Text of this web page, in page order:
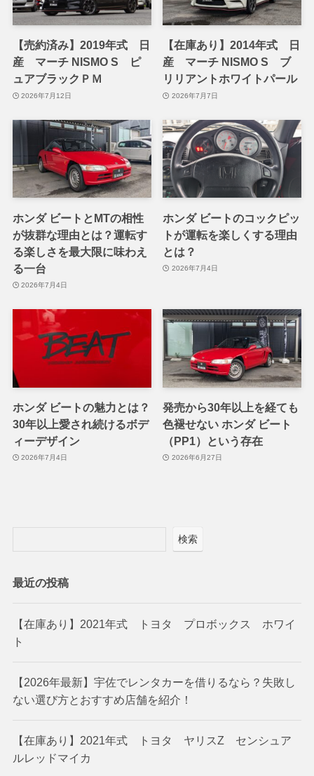
【売約済み】2019年式 日
産 マーチ NISMO S ピ
ュアブラックＰＭ
2026年7月12日
【在庫あり】2014年式 日
産 マーチ NISMO S ブ
リリアントホワイトパール
2026年7月7日
ホンダ ビートとMTの相性
が抜群な理由とは？運転す
る楽しさを最大限に味わえ
る一台
2026年7月4日
ホンダ ビートのコックピッ
トが運転を楽しくする理由
とは？
2026年7月4日
ホンダ ビートの魅力とは？
30年以上愛され続けるボデ
ィーデザイン
2026年7月4日
発売から30年以上を経ても
色褪せない ホンダ ビート
（PP1）という存在
2026年6月27日
検索
最近の投稿
【在庫あり】2021年式 トヨタ プロボックス ホワイ
ト
【2026年最新】宇佐でレンタカーを借りるなら？失敗し
ない選び方とおすすめ店舗を紹介！
【在庫あり】2021年式 トヨタ ヤリスZ センシュア
ルレッドマイカ